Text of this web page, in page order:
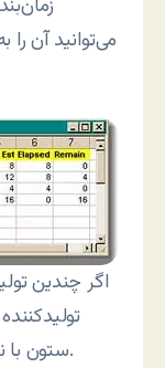
اگر چندین
ستون با نام همان شخص در جدول ایجاد نماييد.